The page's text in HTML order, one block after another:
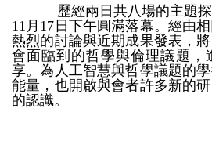
歷經兩日共八場的主題探
11月17日下午圓滿落幕。經由
熱烈的討論與近期成果發表，
會面臨到的哲學與倫理議題，
享。為人工智慧與哲學議題的
能量，也開啟與會者許多新的
的認識。